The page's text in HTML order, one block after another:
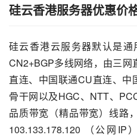
硅云香港服务器优惠价
硅云香港云服务器默认是
CN2+BGP多线网络，由三
直连、中国联通CU直连、
骨干网以及HGC、NTT、
品质带宽（精品带宽）线路
103.133.178.120 （公网IP